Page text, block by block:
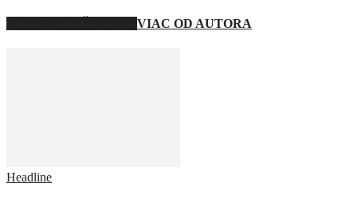
VIAC OD AUTORA
Headline